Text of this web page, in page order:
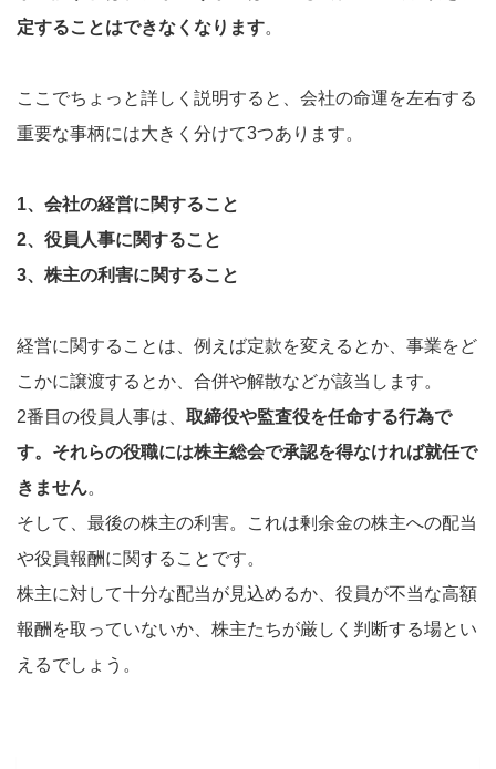
定することはできなくなります。
ここでちょっと詳しく説明すると、会社の命運を左右する
重要な事柄には大きく分けて3つあります。
1、会社の経営に関すること
2、役員人事に関すること
3、株主の利害に関すること
経営に関することは、例えば定款を変えるとか、事業をど
こかに譲渡するとか、合併や解散などが該当します。
2番目の役員人事は、 取締役や監査役を任命する行為で
す。それらの役職には株主総会で承認を得なければ就任で
きません。
そして、最後の株主の利害。これは剰余金の株主への配当
や役員報酬に関することです。
株主に対して十分な配当が見込めるか、役員が不当な高額
報酬を取っていないか、株主たちが厳しく判断する場とい
えるでしょう。